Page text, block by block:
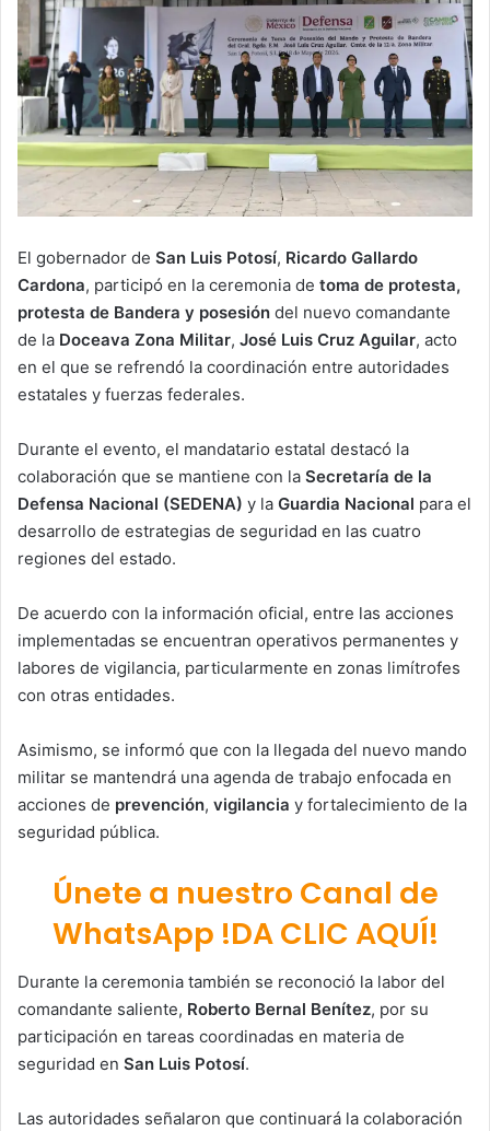
El gobernador de San Luis Potosí, Ricardo Gallardo
Cardona, participó en la ceremonia de toma de protesta,
protesta de Bandera y posesión del nuevo comandante
de la Doceava Zona Militar, José Luis Cruz Aguilar, acto
en el que se refrendó la coordinación entre autoridades
estatales y fuerzas federales.
Durante el evento, el mandatario estatal destacó la
colaboración que se mantiene con la Secretaría de la
Defensa Nacional (SEDENA) y la Guardia Nacional para el
desarrollo de estrategias de seguridad en las cuatro
regiones del estado.
De acuerdo con la información oficial, entre las acciones
implementadas se encuentran operativos permanentes y
labores de vigilancia, particularmente en zonas limítrofes
con otras entidades.
Asimismo, se informó que con la llegada del nuevo mando
militar se mantendrá una agenda de trabajo enfocada en
acciones de prevención, vigilancia y fortalecimiento de la
seguridad pública.
Únete a nuestro Canal de
WhatsApp !DA CLIC AQUÍ!
Durante la ceremonia también se reconoció la labor del
comandante saliente, Roberto Bernal Benítez, por su
participación en tareas coordinadas en materia de
seguridad en San Luis Potosí.
Las autoridades señalaron que continuará la colaboración